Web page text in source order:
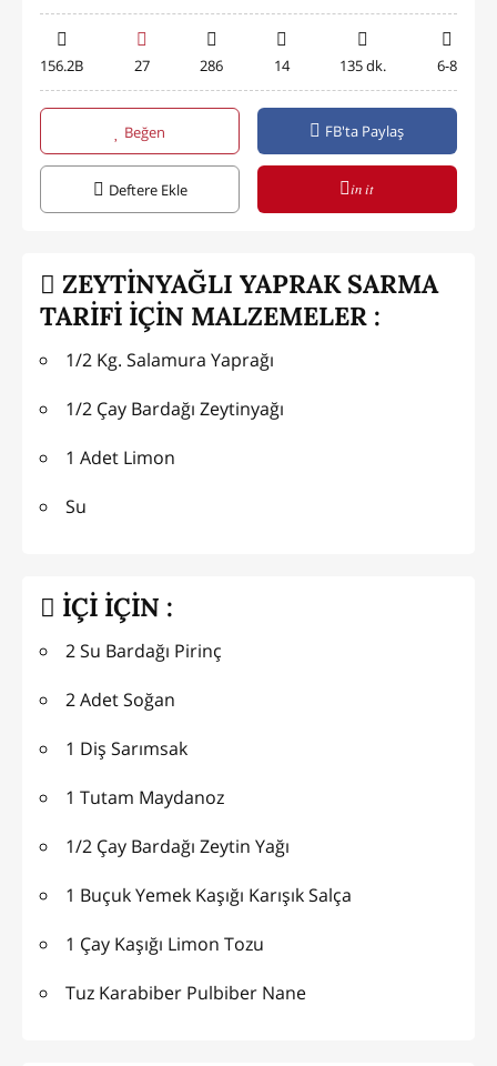
156.2B 27 286 14 135 dk. 6-8
Beğen FB'ta Paylaş
Deftere Ekle in it
ZEYTİNYAĞLI YAPRAK SARMA
TARİFİ İÇİN MALZEMELER :
1/2 Kg. Salamura Yaprağı
1/2 Çay Bardağı Zeytinyağı
1 Adet Limon
Su
İÇİ İÇİN :
2 Su Bardağı Pirinç
2 Adet Soğan
1 Diş Sarımsak
1 Tutam Maydanoz
1/2 Çay Bardağı Zeytin Yağı
1 Buçuk Yemek Kaşığı Karışık Salça
1 Çay Kaşığı Limon Tozu
Tuz Karabiber Pulbiber Nane